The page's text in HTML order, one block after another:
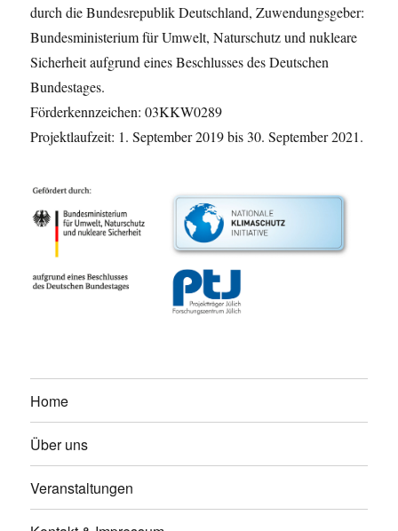
durch die Bundesrepublik Deutschland, Zuwendungsgeber:
Bundesministerium für Umwelt, Naturschutz und nukleare
Sicherheit aufgrund eines Beschlusses des Deutschen
Bundestages.
Förderkennzeichen: 03KKW0289
Projektlaufzeit: 1. September 2019 bis 30. September 2021.
Home
Über uns
Veranstaltungen